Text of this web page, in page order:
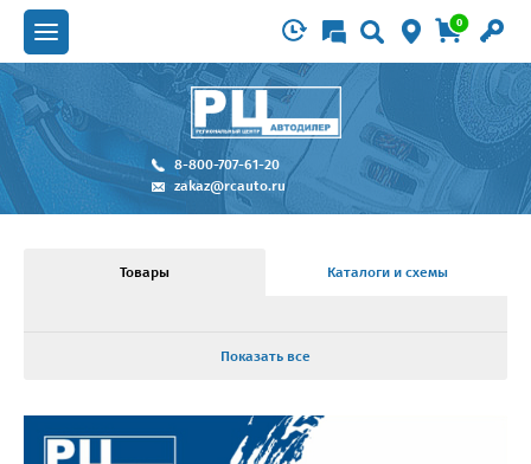
0
8-800-707-61-20
zakaz@rcauto.ru
Товары Каталоги и схемы
Показать все